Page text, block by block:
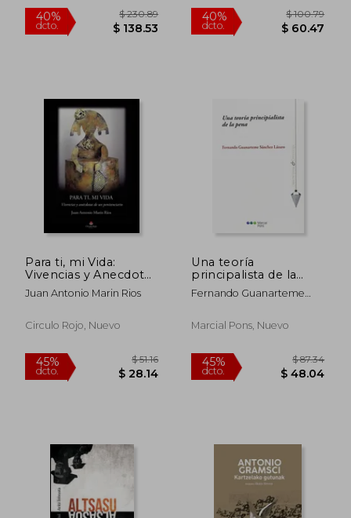
40% 40%
Para ti, mi Vida:
Vivencias y Anecdotas
de un Penitenciario
Juan Antonio Marin Rios
Circulo Rojo, Nuevo
Una teoría
principalista de la
pena
Fernando Guanarteme
Marcial Pons, Nuevo